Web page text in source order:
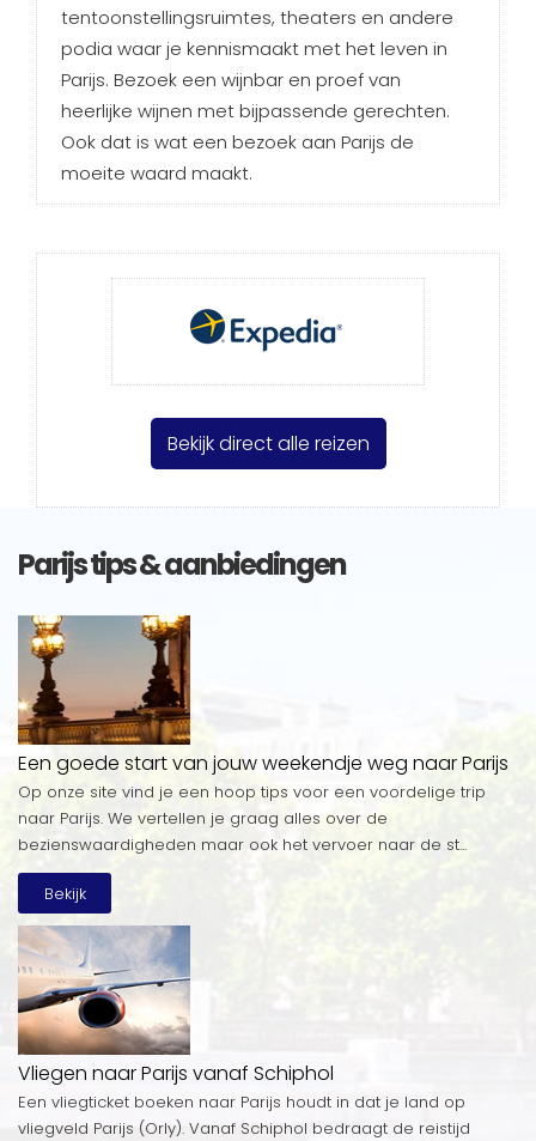
tentoonstellingsruimtes, theaters en andere
podia waar je kennismaakt met het leven in
Parijs. Bezoek een wijnbar en proef van
heerlijke wijnen met bijpassende gerechten.
Ook dat is wat een bezoek aan Parijs de
moeite waard maakt.
Bekijk direct alle reizen
Parijs tips & aanbiedingen
Een goede start van jouw weekendje weg naar Parijs
Op onze site vind je een hoop tips voor een voordelige trip
naar Parijs. We vertellen je graag alles over de
bezienswaardigheden maar ook het vervoer naar de st...
Bekijk
Vliegen naar Parijs vanaf Schiphol
Een vliegticket boeken naar Parijs houdt in dat je land op
vliegveld Parijs (Orly). Vanaf Schiphol bedraagt de reistijd